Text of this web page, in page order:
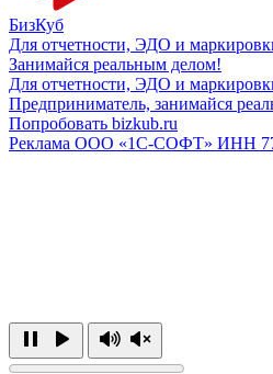
БизКуб
Для отчетности, ЭДО и
Занимайся реальным делом!
Для отчетности, ЭДО и
Предприниматель, занимайся
Попробовать bizkub.ru
Реклама ООО «1С-СОФТ» ИНН